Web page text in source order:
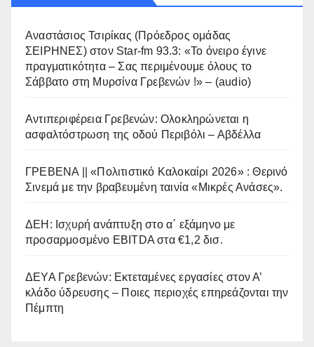
Αναστάσιος Τσιρίκας (Πρόεδρος ομάδας
ΣΕΙΡΗΝΕΣ) στον Star-fm 93.3: «Το όνειρο έγινε
πραγματικότητα – Σας περιμένουμε όλους το
Σάββατο στη Μυρσίνα Γρεβενών !» – (audio)
Αντιπεριφέρεια Γρεβενών: Ολοκληρώνεται η
ασφαλτόστρωση της οδού Περιβόλι – Αβδέλλα
ΓΡΕΒΕΝΑ || «Πολιτιστικό Καλοκαίρι 2026» : Θερινό
Σινεμά με την βραβευμένη ταινία «Μικρές Ανάσες».
ΔΕΗ: Ισχυρή ανάπτυξη στο α΄ εξάμηνο με
προσαρμοσμένο EBITDA στα €1,2 δισ.
ΔΕΥΑ Γρεβενών: Εκτεταμένες εργασίες στον Α’
κλάδο ύδρευσης – Ποιες περιοχές επηρεάζονται την
Πέμπτη